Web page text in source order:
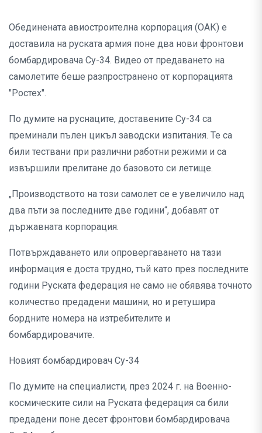
Обединената авиостроителна корпорация (ОАК) е
доставила на руската армия поне два нови фронтови
бомбардировача Су-34. Видео от предаването на
самолетите беше разпространено от корпорацията
"Ростех".
По думите на руснаците, доставените Су-34 са
преминали пълен цикъл заводски изпитания. Те са
били тествани при различни работни режими и са
извършили прелитане до базовото си летище.
„Производството на този самолет се е увеличило над
два пъти за последните две години“, добавят от
държавната корпорация.
Потвърждаването или опровергаването на тази
информация е доста трудно, тъй като през последните
години Руската федерация не само не обявява точното
количество предадени машини, но и ретушира
бордните номера на изтребителите и
бомбардировачите.
Новият бомбардировач Су-34
По думите на специалисти, през 2024 г. на Военно-
космическите сили на Руската федерация са били
предадени поне десет фронтови бомбардировача